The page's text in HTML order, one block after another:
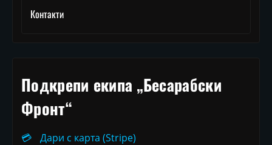
Контакти
Подкрепи екипа „Бесарабски
Фронт“
💳
Дари с карта (Stripe)